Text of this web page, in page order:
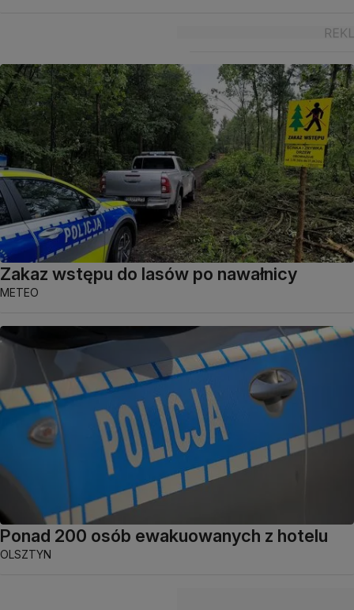
Zakaz wstępu do lasów po nawałnicy
METEO
Ponad 200 osób ewakuowanych z hotelu
OLSZTYN